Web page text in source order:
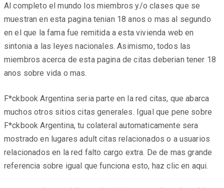
Al completo el mundo los miembros y/o clases que se
muestran en esta pagina tenian 18 anos o mas al segundo
en el que la fama fue remitida a esta vivienda web en
sintonia a las leyes nacionales. Asimismo, todos las
miembros acerca de esta pagina de citas deberi­an tener 18
anos sobre vida o mas.
F*ckbook Argentina seri­a parte en la red citas, que abarca
muchos otros sitios citas generales. Igual que pene sobre
F*ckbook Argentina, tu colateral automaticamente sera
mostrado en lugares adult citas relacionados o a usuarios
relacionados en la red falto cargo extra. De de mas grande
referencia sobre igual que funciona esto, haz clic en aqui.